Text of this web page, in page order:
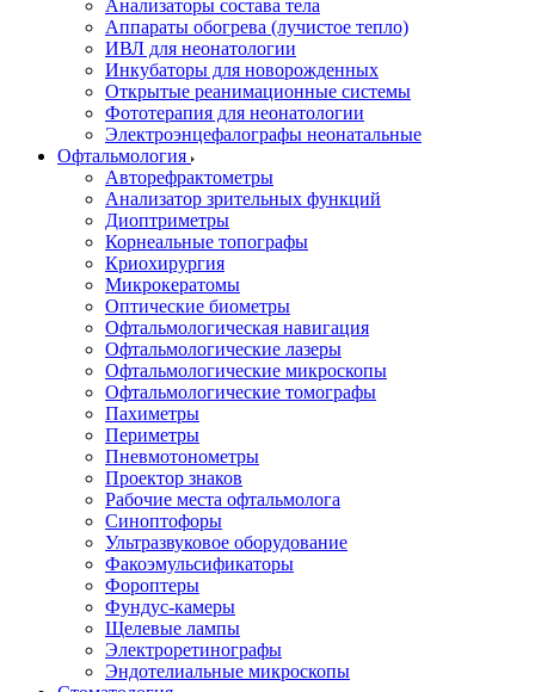
Анализаторы состава тела
Аппараты обогрева (лучистое тепло)
ИВЛ для неонатологии
Инкубаторы для новорожденных
Открытые реанимационные системы
Фототерапия для неонатологии
Электроэнцефалографы неонатальные
Офтальмология
Авторефрактометры
Анализатор зрительных функций
Диоптриметры
Корнеальные топографы
Криохирургия
Микрокератомы
Оптические биометры
Офтальмологическая навигация
Офтальмологические лазеры
Офтальмологические микроскопы
Офтальмологические томографы
Пахиметры
Периметры
Пневмотонометры
Проектор знаков
Рабочие места офтальмолога
Синоптофоры
Ультразвуковое оборудование
Факоэмульсификаторы
Фороптеры
Фундус-камеры
Щелевые лампы
Электроретинографы
Эндотелиальные микроскопы